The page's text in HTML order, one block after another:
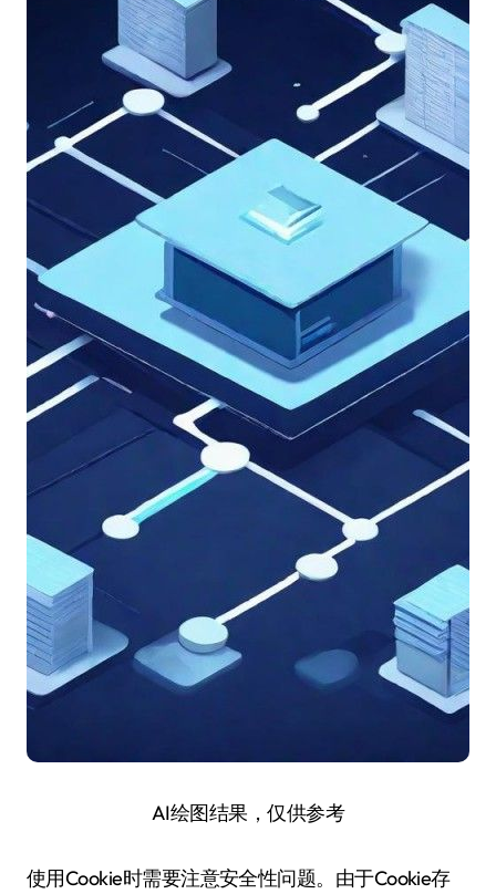
AI绘图结果，仅供参考
使用Cookie时需要注意安全性问题。由于Cookie存